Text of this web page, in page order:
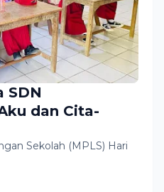
SDN
dan Cita-
Sekolah (MPLS) Hari